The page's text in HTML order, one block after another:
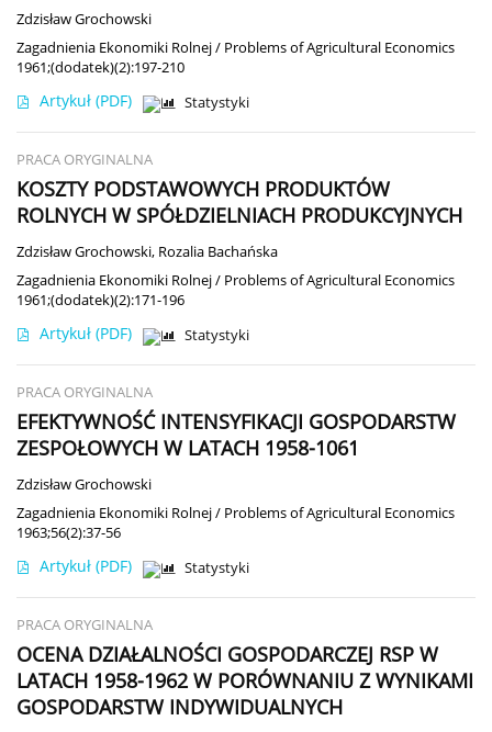
Zdzisław Grochowski
Zagadnienia Ekonomiki Rolnej / Problems of Agricultural Economics
1961;(dodatek)(2):197-210
Artykuł (PDF) Statystyki
PRACA ORYGINALNA
KOSZTY PODSTAWOWYCH PRODUKTÓW
ROLNYCH W SPÓŁDZIELNIACH PRODUKCYJNYCH
Zdzisław Grochowski, Rozalia Bachańska
Zagadnienia Ekonomiki Rolnej / Problems of Agricultural Economics
1961;(dodatek)(2):171-196
Artykuł (PDF) Statystyki
PRACA ORYGINALNA
EFEKTYWNOŚĆ INTENSYFIKACJI GOSPODARSTW
ZESPOŁOWYCH W LATACH 1958-1061
Zdzisław Grochowski
Zagadnienia Ekonomiki Rolnej / Problems of Agricultural Economics
1963;56(2):37-56
Artykuł (PDF) Statystyki
PRACA ORYGINALNA
OCENA DZIAŁALNOŚCI GOSPODARCZEJ RSP W
LATACH 1958-1962 W PORÓWNANIU Z WYNIKAMI
GOSPODARSTW INDYWIDUALNYCH